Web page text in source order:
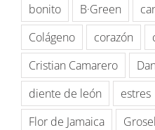
bonito
B·Green
Colágeno
corazón
Cristian Camarero
diente de león
estres
Flor de Jamaica